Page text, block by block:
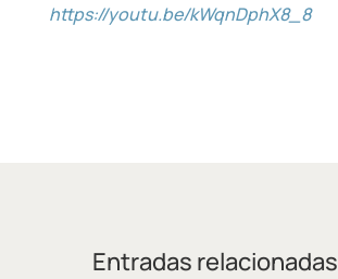
https://youtu.be/kWqnDphX8_8
Entradas relacionadas